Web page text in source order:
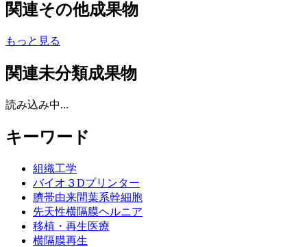
関連その他成果物
もっと見る
関連未分類成果物
読み込み中...
キーワード
組織工学
バイオ３Dプリンター
臍帯由来間葉系幹細胞
先天性横隔膜ヘルニア
移植・再生医療
横隔膜再生